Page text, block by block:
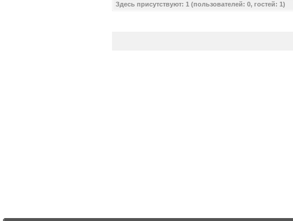
Здесь присутствуют: 1 (пользователей: 0, гостей: 1)